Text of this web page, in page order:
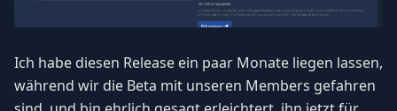
Ich habe diesen Release ein paar Monate liegen lassen,
während wir die Beta mit unseren Members gefahren